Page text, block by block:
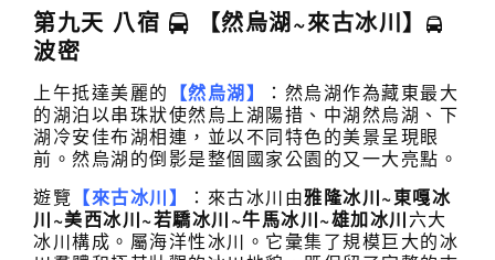
第九天 八宿
【然烏湖~來古冰川】
波密
上午抵達美麗的 【然烏湖】
：然烏湖作為藏東最大
的湖泊以串珠狀使然烏上湖陽措、中湖然烏湖、下
湖冷安佳布湖相連，並以不同特色的美景呈現眼
前。然烏湖的倒影是整個國家公園的又一大亮點。
遊覽 【來古冰川】 ：來古冰川由雅隆冰川~東嘎冰
川~美西冰川~若驕冰川~牛馬冰川~雄加冰川六大
冰川構成。屬海洋性冰川。它彙集了規模巨大的冰